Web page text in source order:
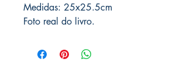
Medidas: 25x25.5cm
Foto real do livro.